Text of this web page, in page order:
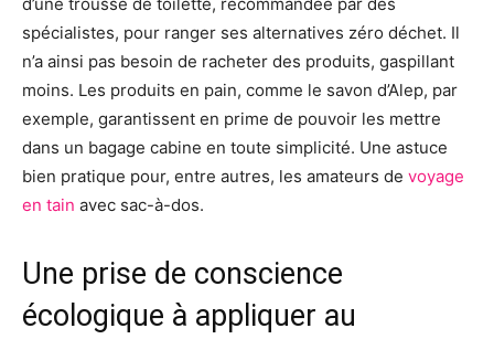
spécialistes, pour ranger ses alternatives zéro déchet. Il
n’a ainsi pas besoin de racheter des produits, gaspillant
moins. Les produits en pain, comme le savon d’Alep, par
exemple, garantissent en prime de pouvoir les mettre
dans un bagage cabine en toute simplicité. Une astuce
bien pratique pour, entre autres, les amateurs de voyage
en tain avec sac-à-dos.
Une prise de conscience
écologique à appliquer au